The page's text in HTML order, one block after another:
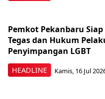
HEADLINE
Pemkot Pekanbaru
Tegas dan Hukum
Penyimpangan LGBT
Kamis, 16 Jul